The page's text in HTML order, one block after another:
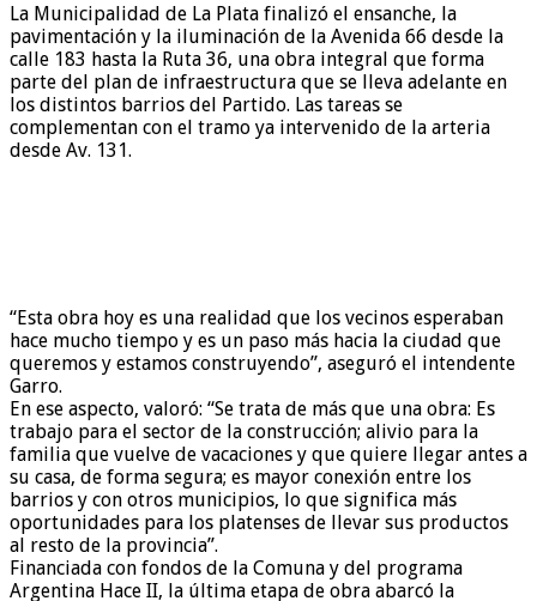
La Municipalidad de La Plata finalizó el ensanche, la
pavimentación y la iluminación de la Avenida 66 desde la
calle 183 hasta la Ruta 36, una obra integral que forma
parte del plan de infraestructura que se lleva adelante en
los distintos barrios del Partido. Las tareas se
complementan con el tramo ya intervenido de la arteria
desde Av. 131.
“Esta obra hoy es una realidad que los vecinos esperaban
hace mucho tiempo y es un paso más hacia la ciudad que
queremos y estamos construyendo”, aseguró el intendente
Garro.
En ese aspecto, valoró: “Se trata de más que una obra: Es
trabajo para el sector de la construcción; alivio para la
familia que vuelve de vacaciones y que quiere llegar antes a
su casa, de forma segura; es mayor conexión entre los
barrios y con otros municipios, lo que significa más
oportunidades para los platenses de llevar sus productos
al resto de la provincia”.
Financiada con fondos de la Comuna y del programa
Argentina Hace II, la última etapa de obra abarcó la